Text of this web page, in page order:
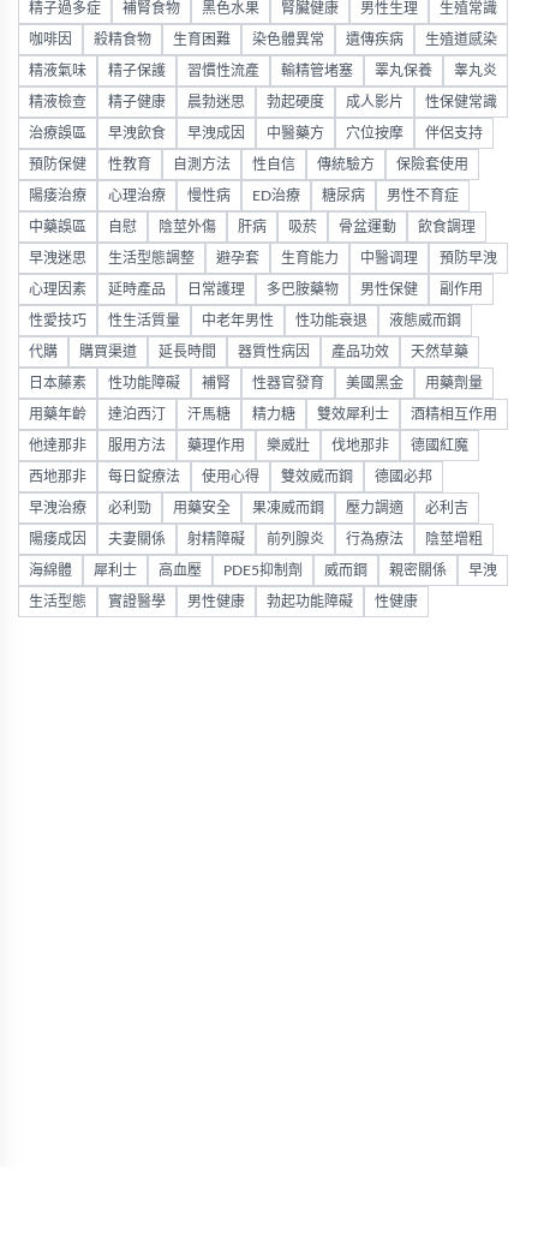
精子過多症 補腎食物 黑色水果 腎臟健康 男性生理 生殖常識
咖啡因 殺精食物 生育困難 染色體異常 遺傳疾病 生殖道感染
精液氣味 精子保護 習慣性流產 輸精管堵塞 睪丸保養 睾丸炎
精液檢查 精子健康 晨勃迷思 勃起硬度 成人影片 性保健常識
治療誤區 早洩飲食 早洩成因 中醫藥方 穴位按摩 伴侶支持
預防保健 性教育 自測方法 性自信 傳統驗方 保險套使用
陽痿治療 心理治療 慢性病 ED治療 糖尿病 男性不育症
中藥誤區 自慰 陰莖外傷 肝病 吸菸 骨盆運動 飲食調理
早洩迷思 生活型態調整 避孕套 生育能力 中醫调理 預防早洩
心理因素 延時產品 日常護理 多巴胺藥物 男性保健 副作用
性愛技巧 性生活質量 中老年男性 性功能衰退 液態威而鋼
代購 購買渠道 延長時間 器質性病因 產品功效 天然草藥
日本藤素 性功能障礙 補腎 性器官發育 美國黑金 用藥劑量
用藥年齡 達泊西汀 汗馬糖 精力糖 雙效犀利士 酒精相互作用
他達那非 服用方法 藥理作用 樂威壯 伐地那非 德國紅魔
西地那非 每日錠療法 使用心得 雙效威而鋼 德國必邦
早洩治療 必利勁 用藥安全 果凍威而鋼 壓力調適 必利吉
陽痿成因 夫妻關係 射精障礙 前列腺炎 行為療法 陰莖增粗
海綿體 犀利士 高血壓 PDE5抑制劑 威而鋼 親密關係 早洩
生活型態 實證醫學 男性健康 勃起功能障礙 性健康